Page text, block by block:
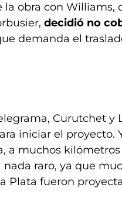
la obra con Williams,
decidió no
demanda el
Curutchet y
iniciar el proyecto.
a muchos kilómetros
raro, ya que
Plata fueron